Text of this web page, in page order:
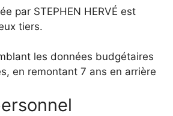
par STEPHEN HERVÉ est
tiers.
les données budgétaires
en remontant 7 ans en arrière